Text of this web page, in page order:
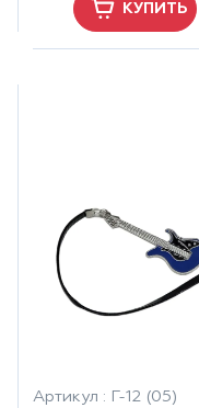
КУПИТЬ
Артикул : Г-12 (05)